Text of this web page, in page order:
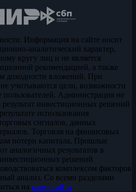
Информация на сайте носит
аналитический характер,
кругу лиц и не является
рекомендацией, а также
доходности вложений. При
учитываются цели, возможности
Администрация не
результат инвестиционных решений
использования
сигналов, данных
Торговля на финансовых
потери капитала. Прошлые
аналогичных результатов в
решений
комплексом факторов
анализ. Со всеми разделами
на карте сайта.